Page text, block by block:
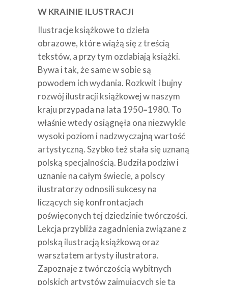
W KRAINIE ILUSTRACJI
Ilustracje książkowe to dzieła
obrazowe, które wiążą się z treścią
tekstów, a przy tym ozdabiają książki.
Bywa i tak, że same w sobie są
powodem ich wydania. Rozkwit i bujny
rozwój ilustracji książkowej w naszym
kraju przypada na lata 1950–1980. To
właśnie wtedy osiągnęła ona niezwykle
wysoki poziom i nadzwyczajną wartość
artystyczną. Szybko też stała się uznaną
polską specjalnością. Budziła podziw i
uznanie na całym świecie, a polscy
ilustratorzy odnosili sukcesy na
liczących się konfrontacjach
poświęconych tej dziedzinie twórczości.
Lekcja przybliża zagadnienia związane z
polską ilustracją książkową oraz
warsztatem artysty ilustratora.
Zapoznaje z twórczością wybitnych
polskich artystów zajmujących się tą